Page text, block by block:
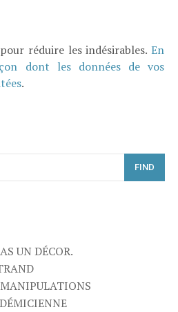
réduire les indésirables. En
dont les données de vos
.
FIND
UN DÉCOR.